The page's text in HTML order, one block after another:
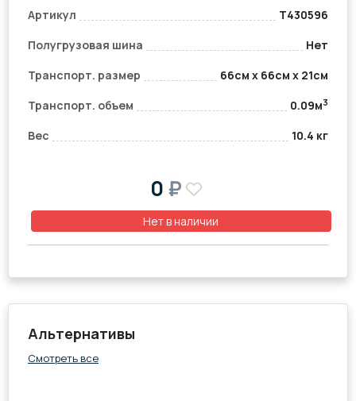
Артикул
T430596
Полугрузовая шина
Нет
Транспорт. размер
66см x 66см x 21см
Транспорт. объем
0.09м3
Вес 10.4 кг
0₽
Нет в наличии
Альтернативы
Смотреть все